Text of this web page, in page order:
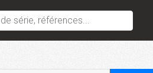
série, références...